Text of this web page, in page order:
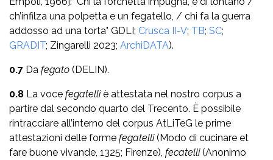
ch’infilza una polpetta e un fegatello, / chi fa la guerra
addosso ad una torta" GDLI; Crusca II-V; TB; SC;
GRADIT; Zingarelli 2023; ArchiDATA).
0.7 Da fegato (DELIN).
0.8 La voce fegatelliè attestata nel nostro corpus a
partire dal secondo quarto del Trecento. È possibile
rintracciare all’interno del corpus AtLiTeG le prime
attestazioni delle forme fegatelli(Modo di cucinare et
fare buone vivande, 1325; Firenze), fecatelli(Anonimo